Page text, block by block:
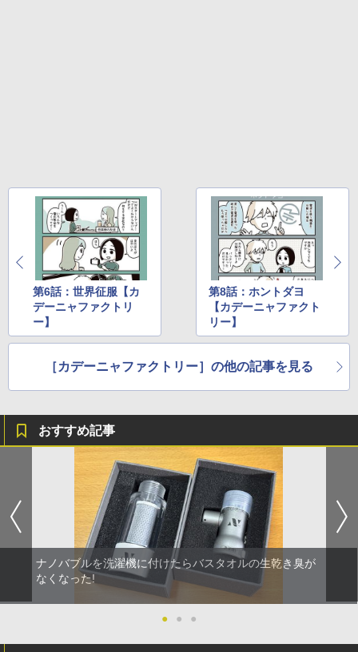
第6話：世界征服【カ
デーニャファクトリ
ー】
第8話：ホントダヨ
【カデーニャファクト
リー】
［カデーニャファクトリー］の他の記事を見る
おすすめ記事
ナノバブルを洗濯機に付けたらバスタオルの生乾き臭が
なくなった!
● ● ●